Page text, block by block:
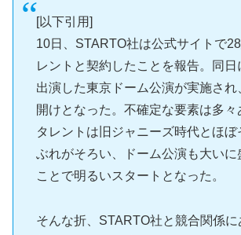
[以下引用]
10日、STARTO社は公式サイトで
レントと契約したことを報告。同
出演した東京ドーム公演が実施され
開けとなった。不確定な要素は多々
タレントは旧ジャニーズ時代とほ
ぶれがそろい、ドーム公演も大いに
ことで明るいスタートとなった。
そんな折、STARTO社と競合関係に